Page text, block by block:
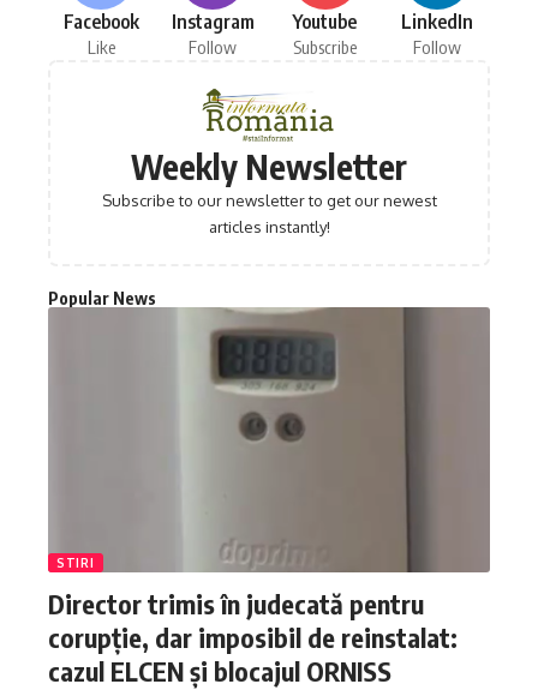
Facebook
Like
Instagram
Follow
Youtube
Subscribe
LinkedIn
Follow
Weekly Newsletter
Subscribe to our newsletter to get our newest
articles instantly!
Popular News
STIRI
Director trimis în judecată pentru
corupție, dar imposibil de reinstalat:
cazul ELCEN și blocajul ORNISS